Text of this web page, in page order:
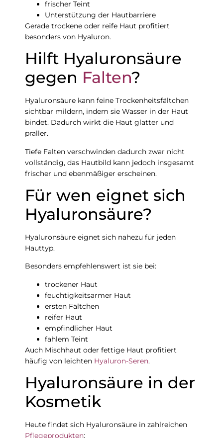
frischer Teint
Unterstützung der Hautbarriere
Gerade trockene oder reife Haut profitiert
besonders von Hyaluron.
Hilft Hyaluronsäure
gegen Falten?
Hyaluronsäure kann feine Trockenheitsfältchen
sichtbar mildern, indem sie Wasser in der Haut
bindet. Dadurch wirkt die Haut glatter und
praller.
Tiefe Falten verschwinden dadurch zwar nicht
vollständig, das Hautbild kann jedoch insgesamt
frischer und ebenmäßiger erscheinen.
Für wen eignet sich
Hyaluronsäure?
Hyaluronsäure eignet sich nahezu für jeden
Hauttyp.
Besonders empfehlenswert ist sie bei:
trockener Haut
feuchtigkeitsarmer Haut
ersten Fältchen
reifer Haut
empfindlicher Haut
fahlem Teint
Auch Mischhaut oder fettige Haut profitiert
häufig von leichten Hyaluron-Seren.
Hyaluronsäure in der
Kosmetik
Heute findet sich Hyaluronsäure in zahlreichen
Pflegeprodukten: